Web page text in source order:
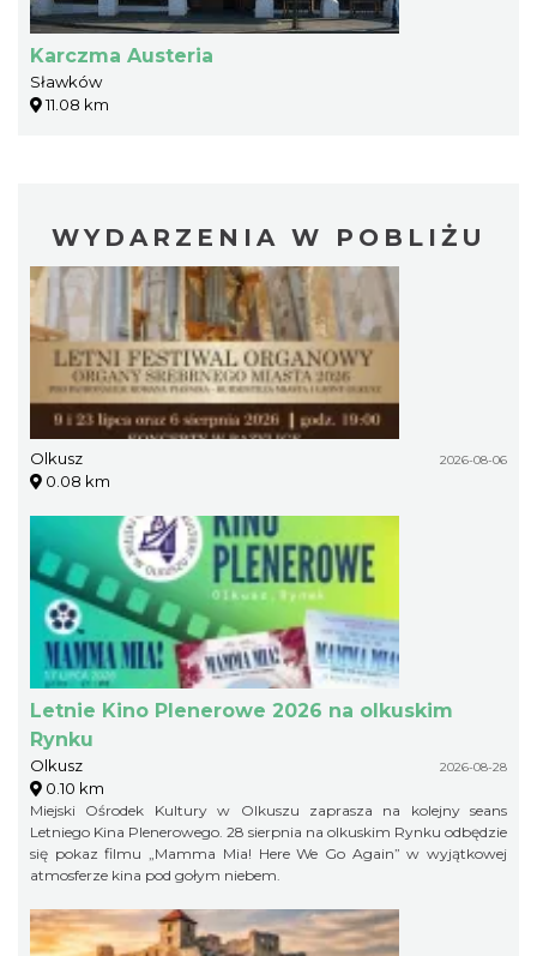
Karczma Austeria
Sławków
11.08 km
WYDARZENIA W POBLIŻU
Olkusz 2026-08-06
0.08 km
Letnie Kino Plenerowe 2026 na olkuskim
Rynku
Olkusz 2026-08-28
0.10 km
Miejski Ośrodek Kultury w Olkuszu zaprasza na kolejny seans
Letniego Kina Plenerowego. 28 sierpnia na olkuskim Rynku odbędzie
się pokaz filmu „Mamma Mia! Here We Go Again” w wyjątkowej
atmosferze kina pod gołym niebem.